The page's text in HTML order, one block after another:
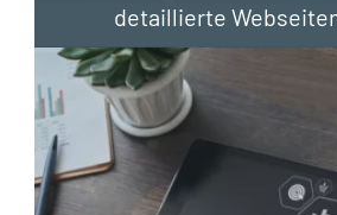
detaillierte